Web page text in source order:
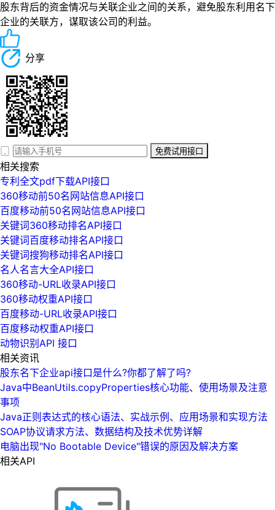
股东背后的资金情况与关联企业之间的关系，避免股东利用名下
企业的关联方，谋取该公司的利益。
分享
免费试用接口
相关搜索
专利全文pdf下载API接口
360移动前50名网站信息API接口
百度移动前50名网站信息API接口
关键词360移动排名API接口
关键词百度移动排名API接口
关键词搜狗移动排名API接口
名人名言大全API接口
360移动-URL收录API接口
360移动权重API接口
百度移动-URL收录API接口
百度移动权重API接口
动物识别API 接口
相关资讯
股东名下企业api接口是什么?你都了解了吗?
Java中BeanUtils.copyProperties核心功能、使用场景及注意
事项
Java正则表达式的核心语法、实战示例、应用场景和实现方法
SOAP协议请求方法、数据结构及技术优势详解
电脑出现"No Bootable Device"错误的原因及解决方案
相关API